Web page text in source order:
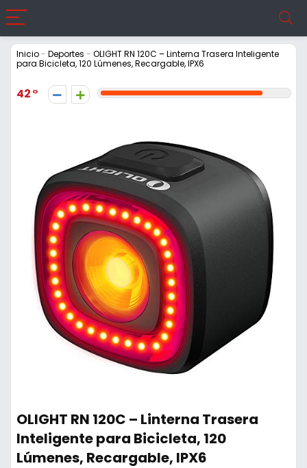
Inicio- Deportes - OLIGHT RN 120C – Linterna Trasera Inteligente
para Bicicleta, 120 Lúmenes, Recargable, IPX6
42
OLIGHT RN 120C – Linterna Trasera
Inteligente para Bicicleta, 120
Lúmenes, Recargable, IPX6